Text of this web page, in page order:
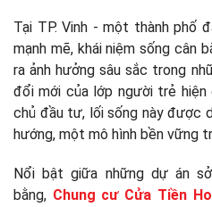
Tại TP. Vinh - một thành phố
mạnh mẽ, khái niệm sống cân
ra ảnh hưởng sâu sắc trong
đổi mới của lớp người trẻ hiện
chủ đầu tư, lối sống này được
hướng, một mô hình bền vững
Nổi bật giữa những dự án
bằng, Chung cư Cửa Tiền